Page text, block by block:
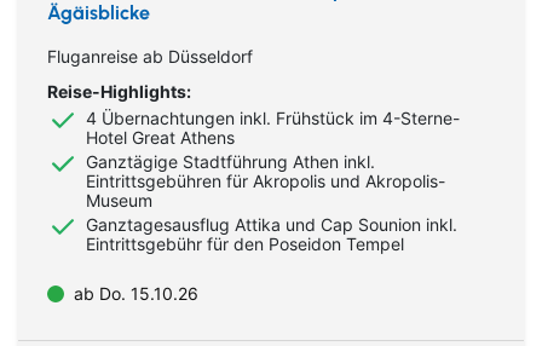
Ägäisblicke
Fluganreise ab Düsseldorf
Reise-Highlights:
4 Übernachtungen inkl. Frühstück im 4-Sterne-
Hotel Great Athens
Ganztägige Stadtführung Athen inkl.
Eintrittsgebühren für Akropolis und Akropolis-
Museum
Ganztagesausflug Attika und Cap Sounion inkl.
Eintrittsgebühr für den Poseidon Tempel
ab Do. 15.10.26